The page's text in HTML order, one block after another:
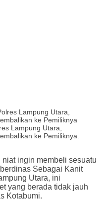
Lampung Utara,
ke Pemiliknya.
ingin membeli sesuatu
Sebagai Kanit
Utara, ini
yang berada tidak jauh
Kotabumi.